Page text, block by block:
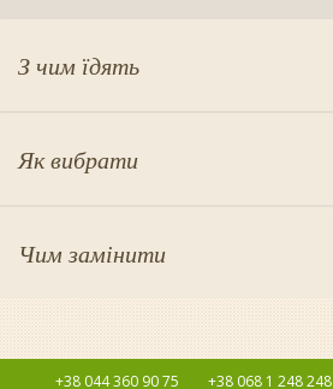
З чим їдять
Як вибрати
Чим замінити
+38 044 360 90 75 +38 068 1 248 248